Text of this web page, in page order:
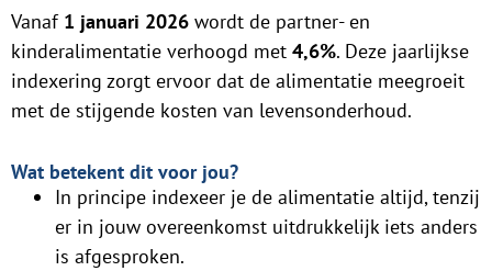
Vanaf 1 januari 2026 wordt de partner- en
kinderalimentatie verhoogd met 4,6%. Deze jaarlijkse
indexering zorgt ervoor dat de alimentatie meegroeit
met de stijgende kosten van levensonderhoud.
Wat betekent dit voor jou?
In principe indexeer je de alimentatie altijd, tenzij
er in jouw overeenkomst uitdrukkelijk iets anders
is afgesproken.